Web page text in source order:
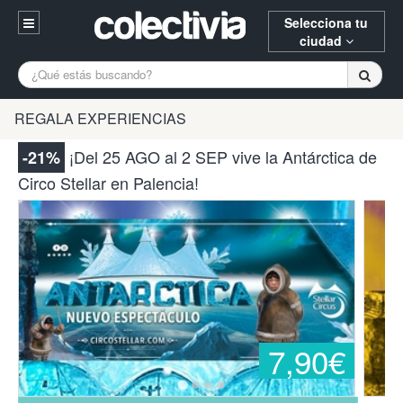
Selecciona tu
ciudad
Entrar
94 652 38 15 (L-V 10:30-15:00)
¿Necesitas ayuda? Escríbenos
A Coruña Alicante
Bilbao Burgos Donostia
Gijón Huesca
Madrid Oviedo Palencia
Pamplona Santander Tarragona
Valencia Vitoria Zaragoza
REGALA EXPERIENCIAS
-21% ¡Del 25 AGO al 2 SEP vive la Antárctica de
Circo Stellar en Palencia!
7,90€